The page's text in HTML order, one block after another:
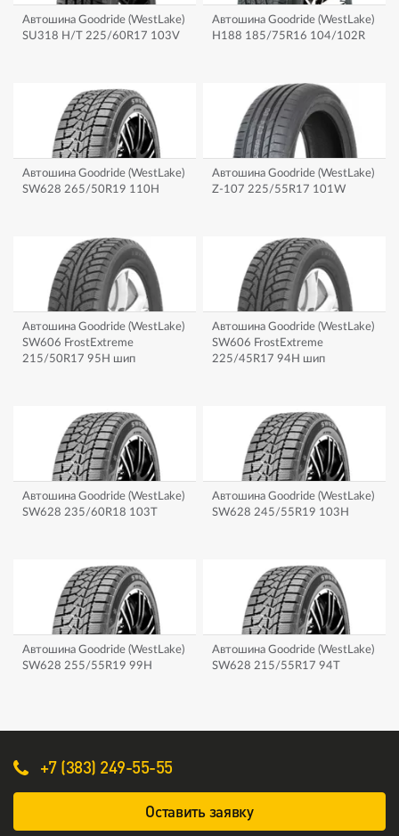
Автошина Goodride (WestLake)
SU318 H/T 225/60R17 103V
Автошина Goodride (WestLake)
H188 185/75R16 104/102R
Автошина Goodride (WestLake)
SW628 265/50R19 110H
Автошина Goodride (WestLake)
Z-107 225/55R17 101W
Автошина Goodride (WestLake)
SW606 FrostExtreme
215/50R17 95H шип
Автошина Goodride (WestLake)
SW606 FrostExtreme
225/45R17 94H шип
Автошина Goodride (WestLake)
SW628 235/60R18 103T
Автошина Goodride (WestLake)
SW628 245/55R19 103H
Автошина Goodride (WestLake)
SW628 255/55R19 99H
Автошина Goodride (WestLake)
SW628 215/55R17 94T
+7 (383) 249-55-55
Оставить заявку